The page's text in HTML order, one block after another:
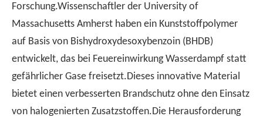
Forschung.Wissenschaftler der University of
Massachusetts Amherst haben ein Kunststoffpolymer
auf Basis von Bishydroxydesoxybenzoin (BHDB)
entwickelt, das bei Feuereinwirkung Wasserdampf statt
gefährlicher Gase freisetzt.Dieses innovative Material
bietet einen verbesserten Brandschutz ohne den Einsatz
von halogenierten Zusatzstoffen.Die Herausforderung